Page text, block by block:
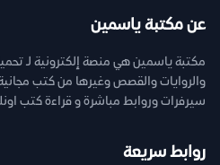
عن مكتبة ياسمين
مكتبة ياسمين هي منصة إلكترونية لـ
سيرفرات وروابط مباشرة و قراءة كتب
روابط سريعة